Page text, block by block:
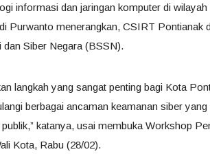
informasi dan jaringan komputer di wilayah
Purwanto menerangkan, CSIRT Pontianak
dan Siber Negara (BSSN).
langkah yang sangat penting bagi Kota
berbagai ancaman keamanan siber
katanya, usai membuka Workshop
Kota, Rabu (28/02).